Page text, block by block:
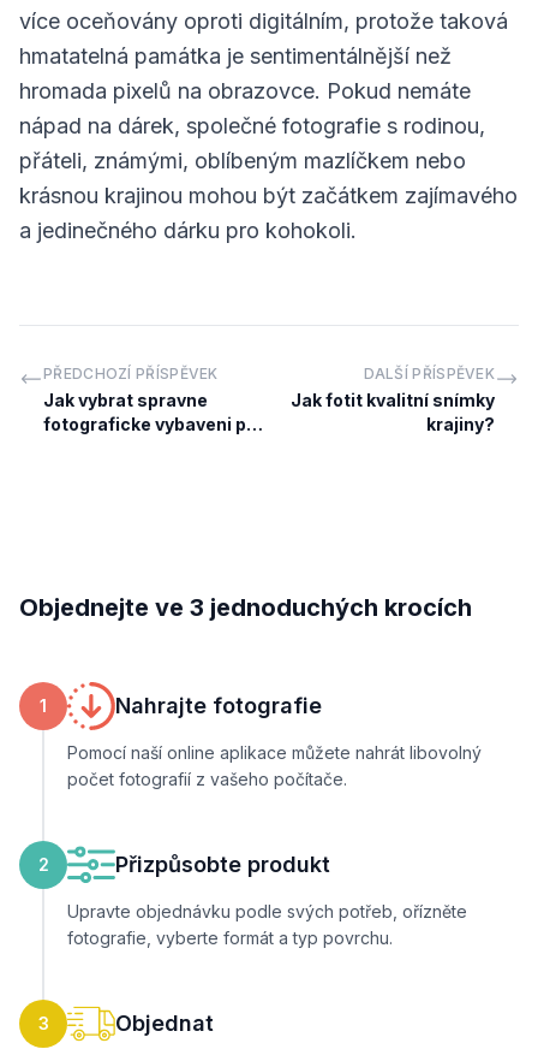
více oceňovány oproti digitálním, protože taková
hmatatelná památka je sentimentálnější než
hromada pixelů na obrazovce. Pokud nemáte
nápad na dárek, společné fotografie s rodinou,
přáteli, známými, oblíbeným mazlíčkem nebo
krásnou krajinou mohou být začátkem zajímavého
a jedinečného dárku pro kohokoli.
PŘEDCHOZÍ PŘÍSPĚVEK
Jak vybrat spravne
fotograficke vybaveni pro
DALŠÍ PŘÍSPĚVEK
Jak fotit kvalitní snímky
krajiny?
Objednejte ve 3 jednoduchých krocích
1 Nahrajte fotografie
Pomocí naší online aplikace můžete nahrát libovolný
počet fotografií z vašeho počítače.
2 Přizpůsobte produkt
Upravte objednávku podle svých potřeb, ořízněte
fotografie, vyberte formát a typ povrchu.
3 Objednat